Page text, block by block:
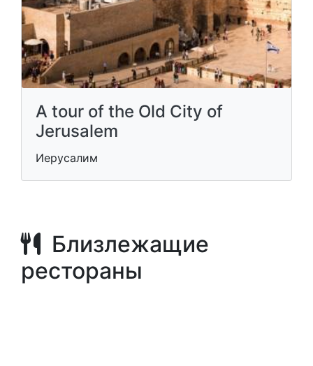
A tour of the Old City of
Jerusalem
Иерусалим
Близлежащие
рестораны